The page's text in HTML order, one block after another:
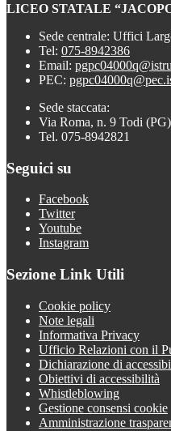
LICEO STATALE
Sede centrale: Uffici
Tel: 075-8942386
Email:
PEC:
Sede staccata:
Via Roma, n. 9 Todi
Tel. 075-8942821
Seguici su
Facebook
Twitter
Youtube
Instagram
Sezione Link Utili
Cookie policy
Note legali
Informativa Privacy
Ufficio Relazioni con il
Dichiarazione di
Obiettivi di accessibilità
Whistleblowing
Gestione consensi cookie
Amministrazione